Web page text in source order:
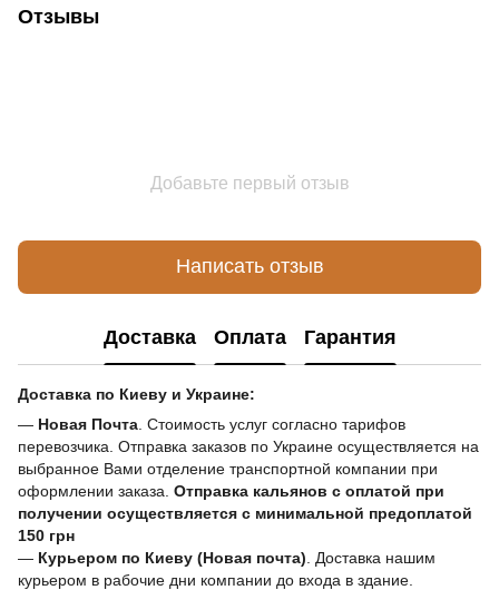
Отзывы
Добавьте первый отзыв
Написать отзыв
Доставка Оплата Гарантия
Доставка по Киеву и Украине:
— Новая Почта . Стоимость услуг согласно тарифов
перевозчика. Отправка заказов по Украине осуществляется на
выбранное Вами отделение транспортной компании при
оформлении заказа. Отправка кальянов с оплатой при
получении осуществляется с минимальной предоплатой
150 грн
— Курьером по Киеву (Новая почта) . Доставка нашим
курьером в рабочие дни компании до входа в здание.